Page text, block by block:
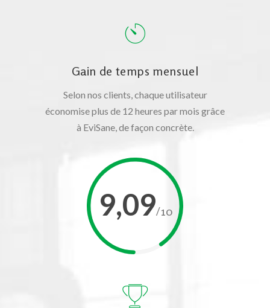
Gain de temps mensuel
Selon nos clients, chaque utilisateur
économise plus de 12 heures par mois grâce
à EviSane, de façon concrète.
9,09/10